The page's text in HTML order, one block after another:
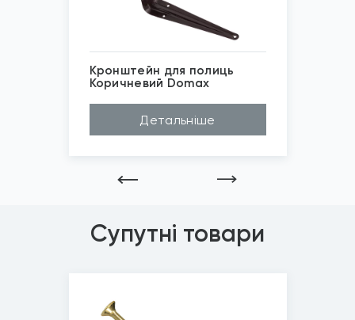
Кронштейн для полиць
Коричневий Domax
Зображені фото є...
Бренд
Domax
Детальніше
Супутні товари